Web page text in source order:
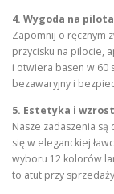
4. Wygoda na pilota
Zapomnij o ręcznym
przycisku na pilocie,
i otwiera basen w 60
bezawaryjny i
5. Estetyka i
Nasze zadaszenia
się w eleganckiej
wyboru 12 kolorów
to atut przy